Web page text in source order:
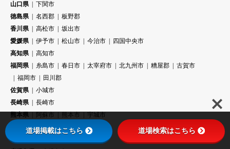
山口県
下関市
徳島県
名西郡
板野郡
香川県
高松市
坂出市
愛媛県
伊予市 松山市 今治市
四国中央市
高知県
高知市
福岡県
糸島市 春日市 太宰府市 北九州市 糟屋郡
古賀市
福岡市
田川郡
佐賀県
小城市
長崎県
長崎市
熊本県
阿蘇市 熊本市
宇城市
大分県
大分市
宮崎県
道場掲載はこちら 道場検索はこちら